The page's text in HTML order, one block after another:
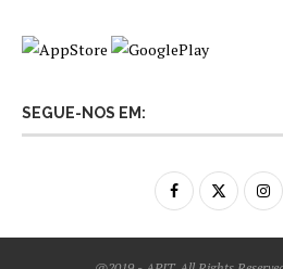
SEGUE-NOS EM: